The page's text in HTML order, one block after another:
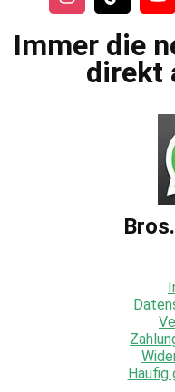
Immer die
direkt
Häufig